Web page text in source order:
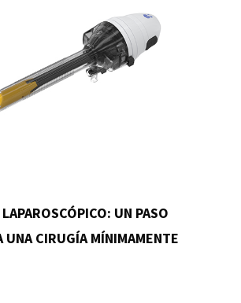
UN PASO
UNA CIRUGÍA MÍNIMAMENTE